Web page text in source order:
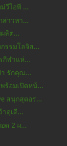
วีไอพี ...
ล่าวหา...
ลิต...
รรมโลจิส...
กีฬาแห่...
า รักคุณ...
ร้อมเปิดหน้...
สนุกสุดอร...
ดุเดื...
ด 2 ผ...